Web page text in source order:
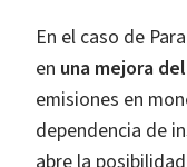
En el caso de
en una mejora
emisiones en
dependencia de